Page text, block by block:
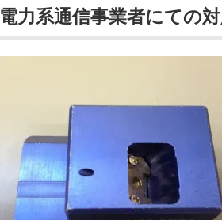
電力系通信事業者にての